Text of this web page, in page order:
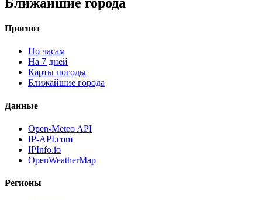
Прогноз
По часам
На 7 дней
Карты погоды
Ближайшие города
Данные
Open-Meteo API
IP-API.com
IPInfo.io
OpenWeatherMap
Регионы